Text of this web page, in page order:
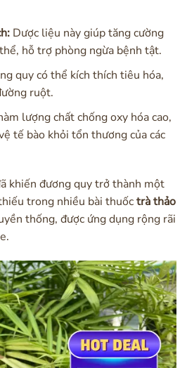
Dược liệu này giúp tăng cường
hỗ trợ phòng ngừa bệnh tật.
quy có thể kích thích tiêu hóa,
ruột.
lượng chất chống oxy hóa cao,
tế bào khỏi tổn thương của các
khiến đương quy trở thành một
trong nhiều bài thuốctrà thảo
thống, được ứng dụng rộng rãi